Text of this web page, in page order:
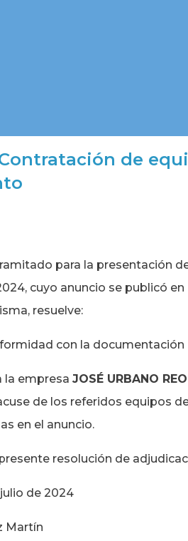
Contratación de
para la presentación
cuyo anuncio se publicó
resuelve:
con la
la empresa JOSÉ URBANO
de los referidos equipos
en el anuncio.
resolución de
julio de 2024
Martín